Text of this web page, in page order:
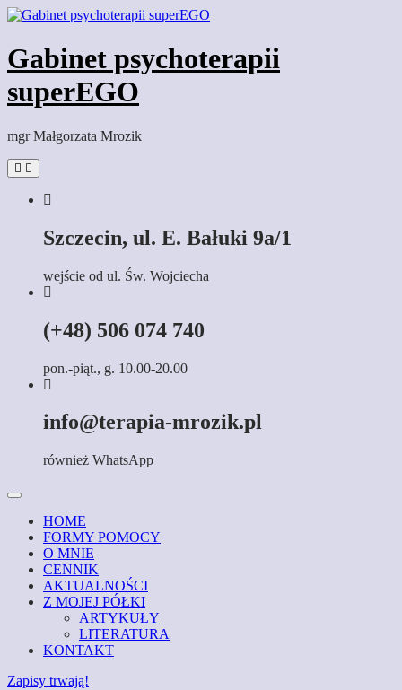
Skip
content
Gabinet psychoterapii
superEGO
mgr Małgorzata Mrozik
Szczecin, ul. E. Bałuki 9a/1
wejście od ul. Św. Wojciecha
(+48) 506 074 740
pon.-piąt., g. 10.00-20.00
info@terapia-mrozik.pl
również WhatsApp
HOME
FORMY POMOCY
O MNIE
CENNIK
AKTUALNOŚCI
Z MOJEJ PÓŁKI
ARTYKUŁY
LITERATURA
KONTAKT
Zapisy trwają!